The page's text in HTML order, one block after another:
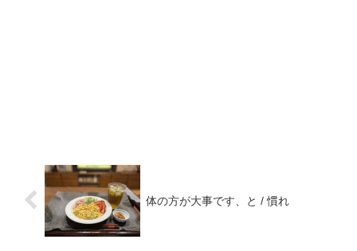
体の方が大事です、と / 慣れ